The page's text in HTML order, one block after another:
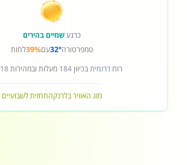
כרגעשמיים בהירים
טמפרטורה32°עם39%לחות
רוחדרומיתבכיוון184 מעלות ובמהירות18
מזג האוויר בלרנקהתחזית לשבועיים